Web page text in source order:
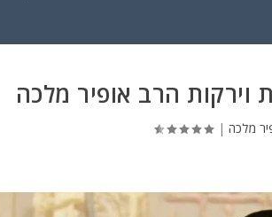
הרב אופיר מלכה
מלכה |